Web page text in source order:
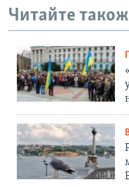
Читайте також